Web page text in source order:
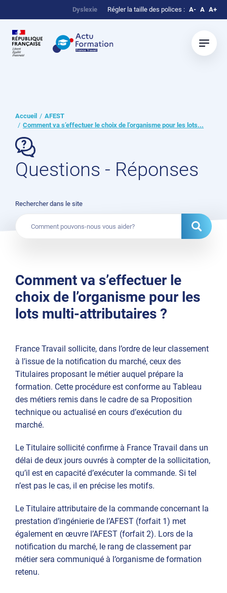
Dyslexie Régler la taille des polices : A- A A+
Accueil
AFEST
Comment va s’effectuer le choix de l’organisme pour les lots...
Questions - Réponses
Rechercher dans le site
Comment va s’effectuer le
choix de l’organisme pour les
lots multi-attributaires ?
France Travail sollicite, dans l’ordre de leur classement
à l’issue de la notification du marché, ceux des
Titulaires proposant le métier auquel prépare la
formation. Cette procédure est conforme au Tableau
des métiers remis dans le cadre de sa Proposition
technique ou actualisé en cours d’exécution du
marché.
Le Titulaire sollicité confirme à France Travail dans un
délai de deux jours ouvrés à compter de la sollicitation,
qu’il est en capacité d’exécuter la commande. Si tel
n’est pas le cas, il en précise les motifs.
Le Titulaire attributaire de la commande concernant la
prestation d’ingénierie de l’AFEST (forfait 1) met
également en œuvre l’AFEST (forfait 2). Lors de la
notification du marché, le rang de classement par
métier sera communiqué à l’organisme de formation
retenu.